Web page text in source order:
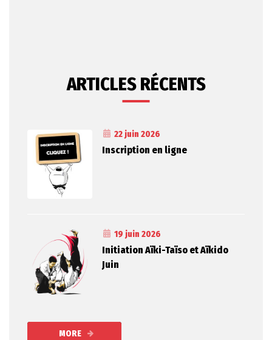
ARTICLES RÉCENTS
22 juin 2026
Inscription en ligne
19 juin 2026
Initiation Aïki-Taïso et Aïkido
Juin
MORE